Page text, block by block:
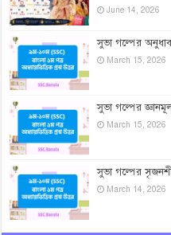
June 14, 2026
সুভা গল্পের
March 15, 2026
সুভা গল্পের
March 15, 2026
সুভা গল্পের
March 14, 2026